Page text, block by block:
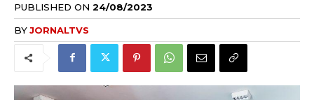
PUBLISHED ON 24/08/2023
BYJORNALTVS